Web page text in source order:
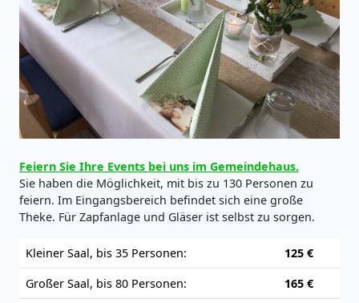
Feiern Sie Ihre Events bei uns im Gemeindehaus.
Sie haben die Möglichkeit, mit bis zu 130 Personen zu
feiern. Im Eingangsbereich befindet sich eine große
Theke. Für Zapfanlage und Gläser ist selbst zu sorgen.
Kleiner Saal, bis 35 Personen:
125 €
Großer Saal, bis 80 Personen:
165 €